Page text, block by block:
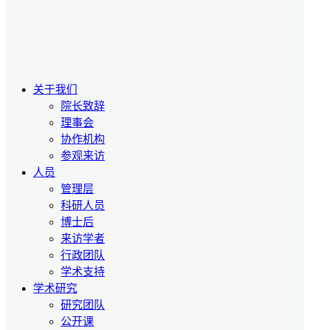
关于我们
院长致辞
理事会
协作机构
参观来访
人员
管理层
科研人员
博士后
来访学者
行政团队
学术支持
学术研究
研究团队
公开课